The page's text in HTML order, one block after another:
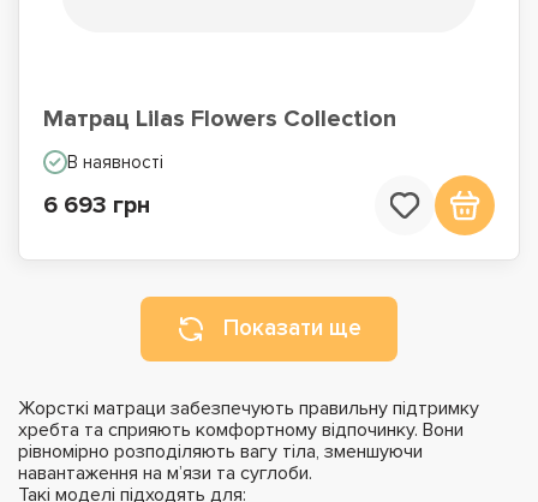
Матрац Lilas Flowers Collection
В наявності
6 693 грн
Показати ще
Жорсткі матраци забезпечують правильну підтримку
хребта та сприяють комфортному відпочинку. Вони
рівномірно розподіляють вагу тіла, зменшуючи
навантаження на м’язи та суглоби.
Такі моделі підходять для: